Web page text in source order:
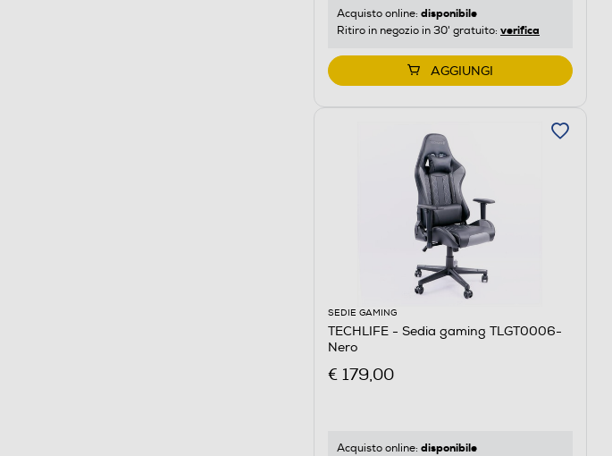
Acquisto online: disponibile
Ritiro in negozio in 30' gratuito: verifica
AGGIUNGI
SEDIE GAMING
TECHLIFE - Sedia gaming TLGT0006-
Nero
€ 179,00
Acquisto online: disponibile